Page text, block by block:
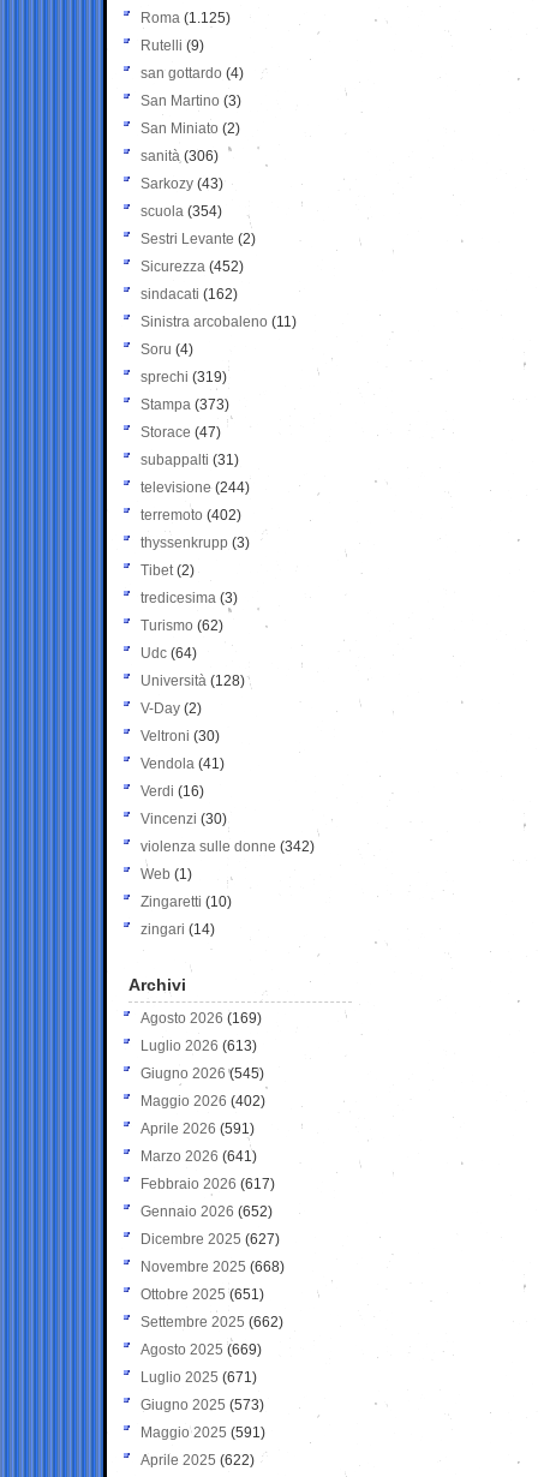
Roma (1.125)
Rutelli (9)
san gottardo (4)
San Martino (3)
San Miniato (2)
sanità (306)
Sarkozy (43)
scuola (354)
Sestri Levante (2)
Sicurezza (452)
sindacati (162)
Sinistra arcobaleno (11)
Soru (4)
sprechi (319)
Stampa (373)
Storace (47)
subappalti (31)
televisione(244)
terremoto (402)
thyssenkrupp (3)
Tibet(2)
tredicesima (3)
Turismo (62)
Udc (64)
Università (128)
V-Day (2)
Veltroni (30)
Vendola (41)
Verdi (16)
Vincenzi (30)
violenza sulle donne (342)
Web (1)
Zingaretti (10)
zingari (14)
Archivi
Agosto 2026 (169)
Luglio 2026 (613)
Giugno 2026 (545)
Maggio 2026 (402)
Aprile 2026 (591)
Marzo 2026 (641)
Febbraio 2026 (617)
Gennaio 2026 (652)
Dicembre 2025 (627)
Novembre 2025 (668)
Ottobre 2025 (651)
Settembre 2025 (662)
Agosto 2025 (669)
Luglio 2025 (671)
Giugno 2025 (573)
Maggio 2025 (591)
Aprile 2025 (622)